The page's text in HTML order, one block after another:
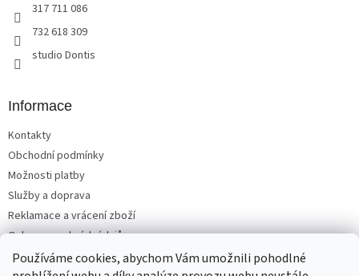
Používáme cookies, abychom Vám umožnili pohodlné
317 711 086
732 618 309
studio Dontis
Informace
Kontakty
Obchodní podmínky
Možnosti platby
Služby a doprava
Reklamace a vrácení zboží
Ochrana osobních údajů